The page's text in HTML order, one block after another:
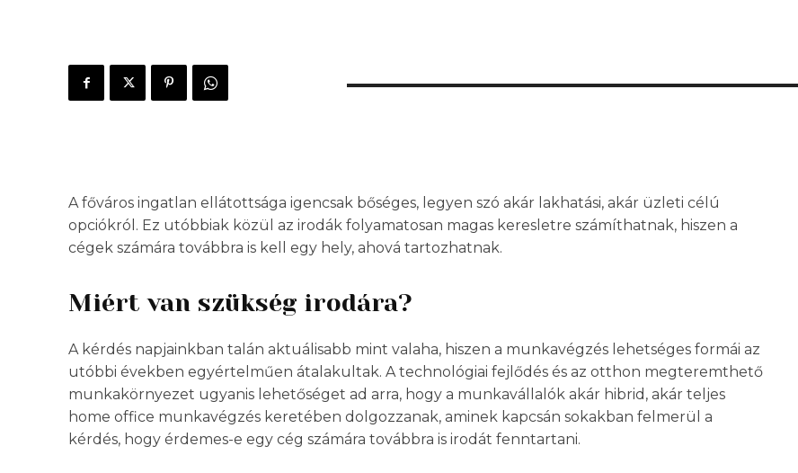
A főváros ingatlan ellátottsága igencsak bőséges, legyen szó akár lakhatási, akár üzleti célú
opciókról. Ez utóbbiak közül az irodák folyamatosan magas keresletre számíthatnak, hiszen a
cégek számára továbbra is kell egy hely, ahová tartozhatnak.
Miért van szükség irodára?
A kérdés napjainkban talán aktuálisabb mint valaha, hiszen a munkavégzés lehetséges formái az
utóbbi években egyértelműen átalakultak. A technológiai fejlődés és az otthon megteremthető
munkakörnyezet ugyanis lehetőséget ad arra, hogy a munkavállalók akár hibrid, akár teljes
home office munkavégzés keretében dolgozzanak, aminek kapcsán sokakban felmerül a
kérdés, hogy érdemes-e egy cég számára továbbra is irodát fenntartani.